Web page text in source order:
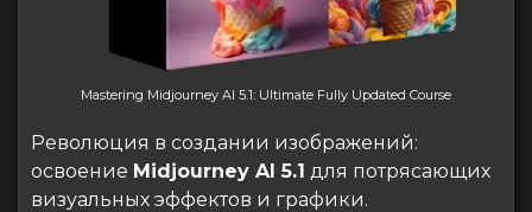
Mastering Midjourney AI 5.1: Ultimate Fully Updated Course
Революция в создании изображений:
освоение Midjourney AI 5.1 для потрясающих
визуальных эффектов и графики.